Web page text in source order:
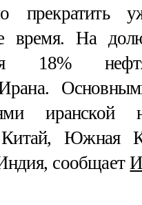
прекратить
время. На
18%
Ирана.
иранской
Китай, Южная
сообщает